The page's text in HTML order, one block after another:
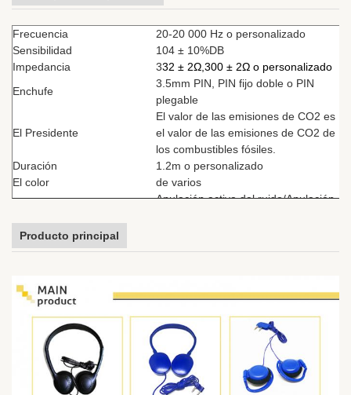
Frecuencia
20-20 000 Hz o personalizado
Sensibilidad
104 ± 10%DB
Impedancia
332 ± 2Ω, 300 ± 2Ω o personalizado
Enchufe
3.5mm PIN, PIN fijo doble o PIN
plegable
El Presidente
El valor de las emisiones de CO2 es
el valor de las emisiones de CO2 de
los combustibles fósiles.
Duración
1.2m o personalizado
El color
de varios
Anulación activa del ruido/Anulación
Utilización
Certificado
ISO9001 ISO14001 y GB/T280 Las
miembros son las siguientes:
Producto principal